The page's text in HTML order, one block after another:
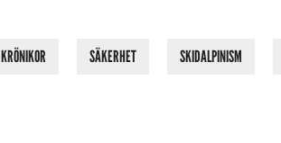
KRÖNIKOR SÄKERHET SKIDALPINISM